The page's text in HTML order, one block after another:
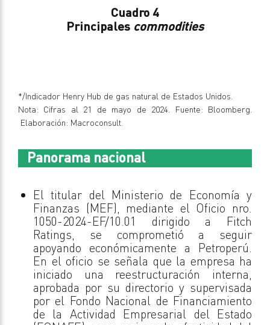
Cuadro 4
Principales commodities
*/Indicador Henry Hub de gas natural de Estados Unidos.
Nota: Cifras al 21 de mayo de 2024. Fuente: Bloomberg.
Elaboración: Macroconsult.
Panorama nacional
El titular del Ministerio de Economía y
Finanzas (MEF), mediante el Oficio nro.
1050-2024-EF/10.01 dirigido a Fitch
Ratings, se comprometió a seguir
apoyando económicamente a Petroperú.
En el oficio se señala que la empresa ha
iniciado una reestructuración interna,
aprobada por su directorio y supervisada
por el Fondo Nacional de Financiamiento
de la Actividad Empresarial del Estado